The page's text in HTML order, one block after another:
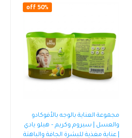
50% off
مجموعة العناية بالوجه بالأفوكادو
والعسل | سيروم وكريم – هيلو يادي
| عناية مغذية للبشرة الجافة والباهتة